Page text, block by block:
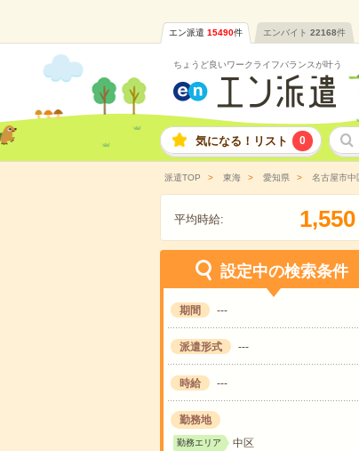
エン派遣 15490件 エンバイト 22168件
ちょうど良いワークライフバランスが叶う
気になる！リスト 0
派遣TOP 東海 愛知県 名古屋市中
平均時給: 1,550
設定中の検索条件
期間 ---
派遣形式 ---
時給 ---
勤務地
勤務エリア 中区